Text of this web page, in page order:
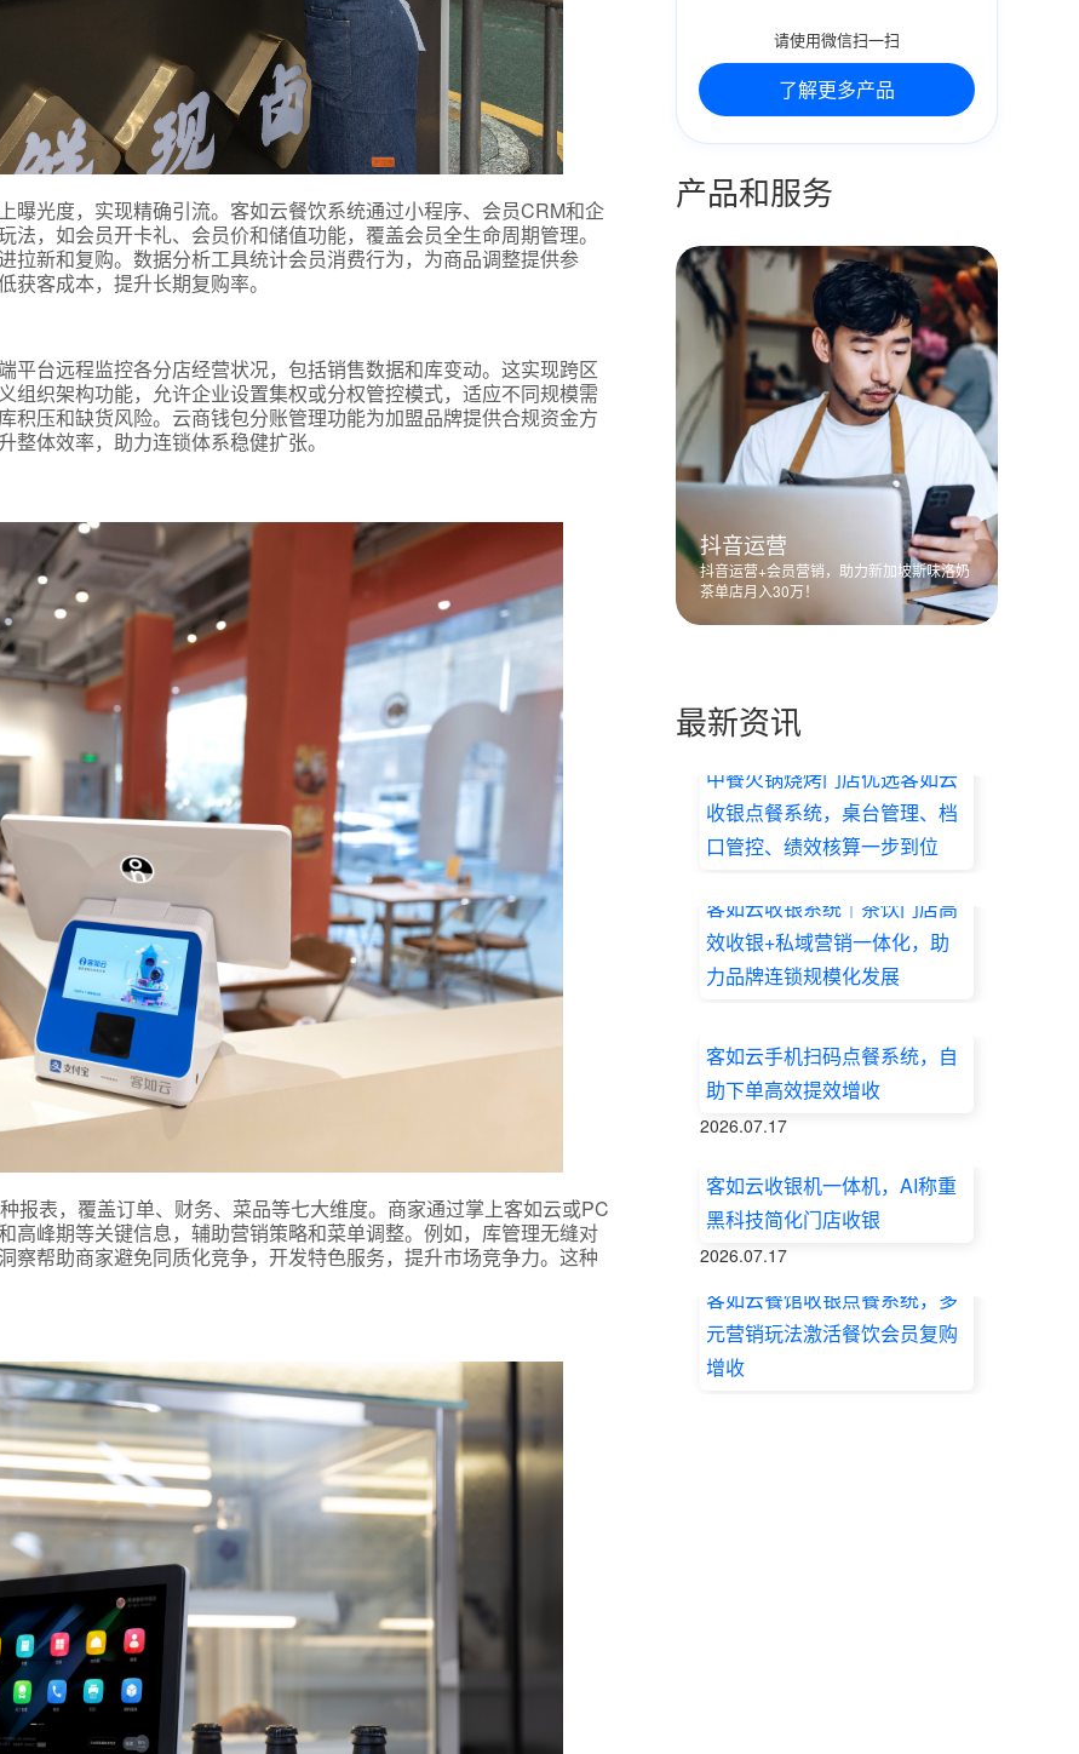
曝光度，实现精确引流。客如云餐饮系统通过小程序、会员CRM和企
，如会员开卡礼、会员价和储值功能，覆盖会员全生命周期管理。
拉新和复购。数据分析工具统计会员消费行为，为商品调整提供参
客成本，提升长期复购率。
平台远程监控各分店经营状况，包括销售数据和库变动。这实现跨区
组织架构功能，允许企业设置集权或分权管控模式，适应不同规模需
积压和缺货风险。云商钱包分账管理功能为加盟品牌提供合规资金方
体效率，助力连锁体系稳健扩张。
报表，覆盖订单、财务、菜品等七大维度。商家通过掌上客如云或PC
高峰期等关键信息，辅助营销策略和菜单调整。例如，库管理无缝对
察帮助商家避免同质化竞争，开发特色服务，提升市场竞争力。这种
请使用微信扫一扫
了解更多产品
产品和服务
抖音运营
抖音运营+会员营销，助力新加坡斯味洛奶
茶单店月入30万！
最新资讯
中餐火锅烧烤门店优选客如云
收银点餐系统，桌台管理、档
口管控、绩效核算一步到位
客如云收银系统｜茶饮门店高
效收银+私域营销一体化，助
力品牌连锁规模化发展
客如云手机扫码点餐系统，自
助下单高效提效增收
2026.07.17
客如云收银机一体机，AI称重
黑科技简化门店收银
2026.07.17
客如云餐馆收银点餐系统，多
元营销玩法激活餐饮会员复购
增收
预约试用